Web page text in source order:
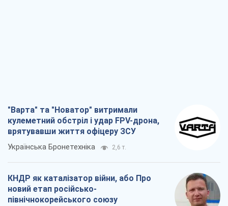
"Варта" та "Новатор" витримали
кулеметний обстріл і удар FPV-дрона,
врятувавши життя офіцеру ЗСУ
Українська Бронетехніка 2,6 т.
КНДР як каталізатор війни, або Про
новий етап російсько-
північнокорейського союзу